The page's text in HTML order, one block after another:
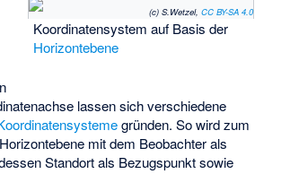
(c) S.Wetzel, CC BY-SA 4.0
Koordinatensystem auf Basis der
Horizontebene
lassen sich verschiedene
gründen. So wird zum
mit dem Beobachter als
Standort als Bezugspunkt sowie